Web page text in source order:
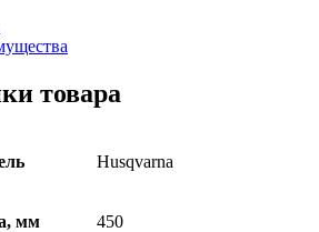
товара
Husqvarna
мм 450